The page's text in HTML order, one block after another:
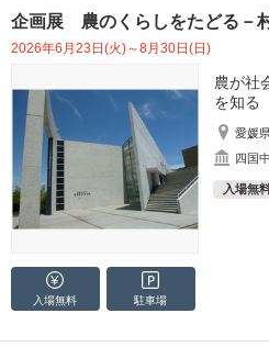
企画展 農のくらしをたどる－
2026年6月23日(火)～8月30日(日)
農が社
を知る
愛媛
四国
入場無
入場無料 駐車場